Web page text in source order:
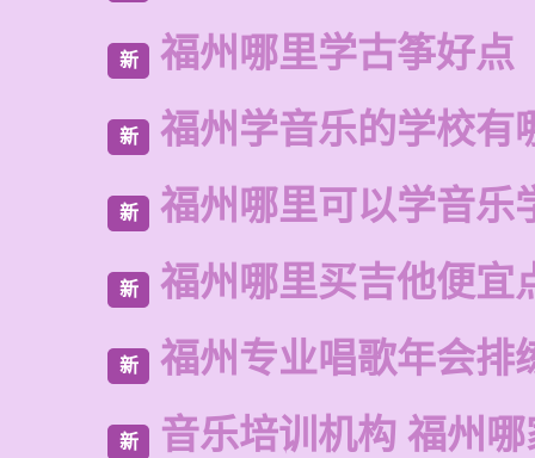
新 福州哪里学古筝好点
新 福州学音乐的学校有
新 福州哪里可以学音乐
新 福州哪里买吉他便宜
新 福州专业唱歌年会排
新 音乐培训机构 福州